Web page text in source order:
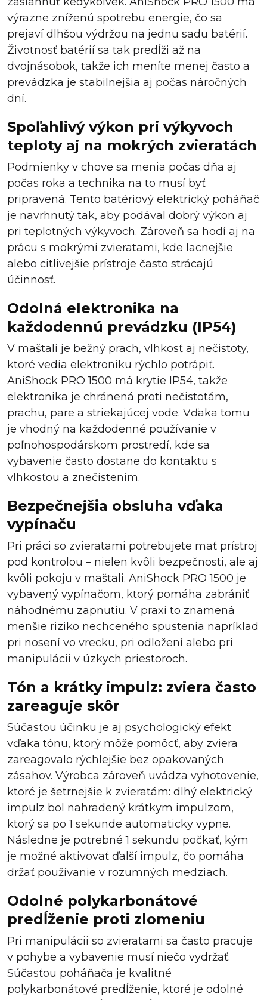
výrazne zníženú spotrebu energie, čo sa
prejaví dlhšou výdržou na jednu sadu batérií.
Životnosť batérií sa tak predĺži až na
dvojnásobok, takže ich meníte menej často a
prevádzka je stabilnejšia aj počas náročných
dní.
Spoľahlivý výkon pri výkyvoch
teploty aj na mokrých zvieratách
Podmienky v chove sa menia počas dňa aj
počas roka a technika na to musí byť
pripravená. Tento batériový elektrický poháňač
je navrhnutý tak, aby podával dobrý výkon aj
pri teplotných výkyvoch. Zároveň sa hodí aj na
prácu s mokrými zvieratami, kde lacnejšie
alebo citlivejšie prístroje často strácajú
účinnosť.
Odolná elektronika na
každodennú prevádzku (IP54)
V maštali je bežný prach, vlhkosť aj nečistoty,
ktoré vedia elektroniku rýchlo potrápiť.
AniShock PRO 1500 má krytie IP54, takže
elektronika je chránená proti nečistotám,
prachu, pare a striekajúcej vode. Vďaka tomu
je vhodný na každodenné používanie v
poľnohospodárskom prostredí, kde sa
vybavenie často dostane do kontaktu s
vlhkosťou a znečistením.
Bezpečnejšia obsluha vďaka
vypínaču
Pri práci so zvieratami potrebujete mať prístroj
pod kontrolou – nielen kvôli bezpečnosti, ale aj
kvôli pokoju v maštali. AniShock PRO 1500 je
vybavený vypínačom, ktorý pomáha zabrániť
náhodnému zapnutiu. V praxi to znamená
menšie riziko nechceného spustenia napríklad
pri nosení vo vrecku, pri odložení alebo pri
manipulácii v úzkych priestoroch.
Tón a krátky impulz: zviera často
zareaguje skôr
Súčasťou účinku je aj psychologický efekt
vďaka tónu, ktorý môže pomôcť, aby zviera
zareagovalo rýchlejšie bez opakovaných
zásahov. Výrobca zároveň uvádza vyhotovenie,
ktoré je šetrnejšie k zvieratám: dlhý elektrický
impulz bol nahradený krátkym impulzom,
ktorý sa po 1 sekunde automaticky vypne.
Následne je potrebné 1 sekundu počkať, kým
je možné aktivovať ďalší impulz, čo pomáha
držať používanie v rozumných medziach.
Odolné polykarbonátové
predĺženie proti zlomeniu
Pri manipulácii so zvieratami sa často pracuje
v pohybe a vybavenie musí niečo vydržať.
Súčasťou poháňača je kvalitné
polykarbonátové predĺženie, ktoré je odolné